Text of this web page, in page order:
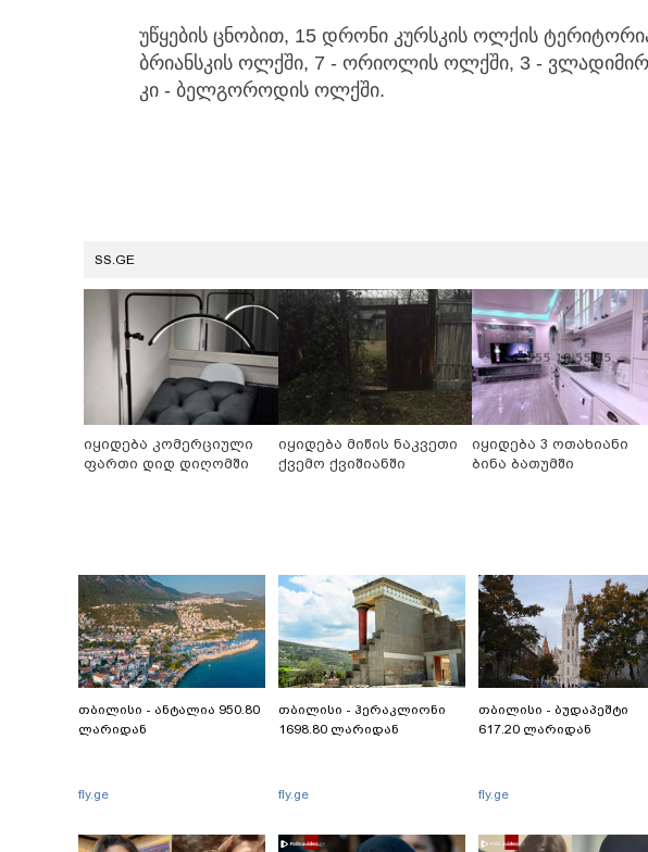
უწყების ცნობით, 15 დრონი კურსკის ოლქის
ბრიანსკის ოლქში, 7 - ორიოლის ოლქში, 3 -
კი - ბელგოროდის ოლქში.
SS.GE
იყიდება კომერციული
ფართი დიდ დიღომში
იყიდება მიწის ნაკვეთი
ქვემო ქვიშიანში
იყიდება 3 ოთახიანი
ბინა ბათუმში
თბილისი - ანტალია 950.80
ლარიდან
fly.ge
თბილისი - ჰერაკლიონი
1698.80 ლარიდან
fly.ge
თბილისი - ბუდაპეშტი
617.20 ლარიდან
fly.ge